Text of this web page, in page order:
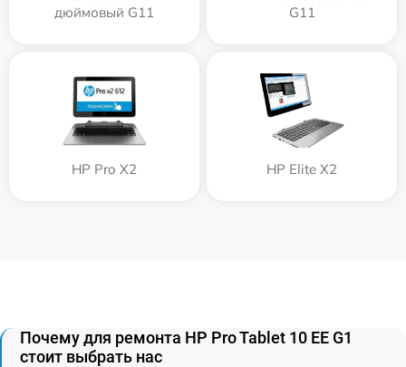
дюймовый G11
G11
HP Pro X2 HP Elite X2
Почему для ремонта HP Pro Tablet 10 EE G1
стоит выбрать нас